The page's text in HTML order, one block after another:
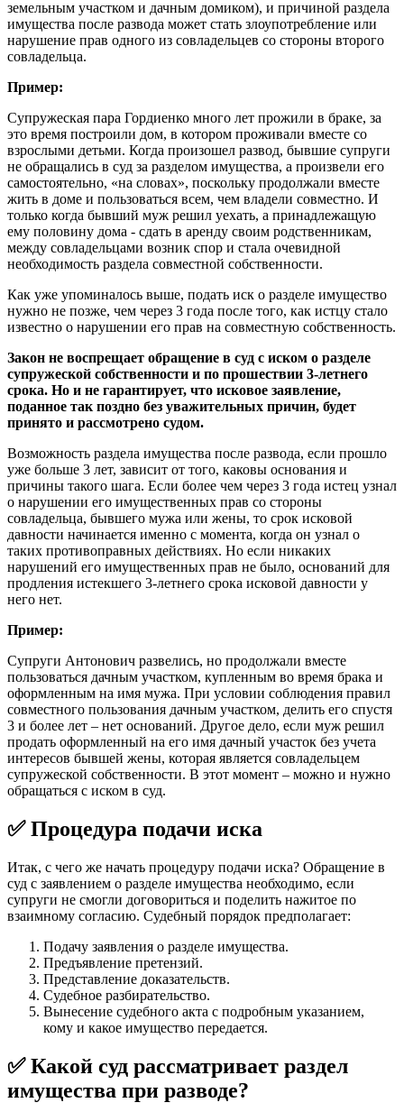
земельным участком и дачным домиком), и причиной раздела
имущества после развода может стать злоупотребление или
нарушение прав одного из совладельцев со стороны второго
совладельца.
Пример:
Супружеская пара Гордиенко много лет прожили в браке, за
это время построили дом, в котором проживали вместе со
взрослыми детьми. Когда произошел развод, бывшие супруги
не обращались в суд за разделом имущества, а произвели его
самостоятельно, «на словах», поскольку продолжали вместе
жить в доме и пользоваться всем, чем владели совместно. И
только когда бывший муж решил уехать, а принадлежащую
ему половину дома - сдать в аренду своим родственникам,
между совладельцами возник спор и стала очевидной
необходимость раздела совместной собственности.
Как уже упоминалось выше, подать иск о разделе имущество
нужно не позже, чем через 3 года после того, как истцу стало
известно о нарушении его прав на совместную собственность.
Закон не воспрещает обращение в суд с иском о разделе
супружеской собственности и по прошествии 3-летнего
срока. Но и не гарантирует, что исковое заявление,
поданное так поздно без уважительных причин, будет
принято и рассмотрено судом.
Возможность раздела имущества после развода, если прошло
уже больше 3 лет, зависит от того, каковы основания и
причины такого шага. Если более чем через 3 года истец узнал
о нарушении его имущественных прав со стороны
совладельца, бывшего мужа или жены, то срок исковой
давности начинается именно с момента, когда он узнал о
таких противоправных действиях. Но если никаких
нарушений его имущественных прав не было, оснований для
продления истекшего 3-летнего срока исковой давности у
него нет.
Пример:
Супруги Антонович развелись, но продолжали вместе
пользоваться дачным участком, купленным во время брака и
оформленным на имя мужа. При условии соблюдения правил
совместного пользования дачным участком, делить его спустя
3 и более лет – нет оснований. Другое дело, если муж решил
продать оформленный на его имя дачный участок без учета
интересов бывшей жены, которая является совладельцем
супружеской собственности. В этот момент – можно и нужно
обращаться с иском в суд.
✅ Процедура подачи иска
Итак, с чего же начать процедуру подачи иска? Обращение в
суд с заявлением о разделе имущества необходимо, если
супруги не смогли договориться и поделить нажитое по
взаимному согласию. Судебный порядок предполагает:
Подачу заявления о разделе имущества.
Предъявление претензий.
Представление доказательств.
Судебное разбирательство.
Вынесение судебного акта с подробным указанием,
кому и какое имущество передается.
✅ Какой суд рассматривает раздел
имущества при разводе?